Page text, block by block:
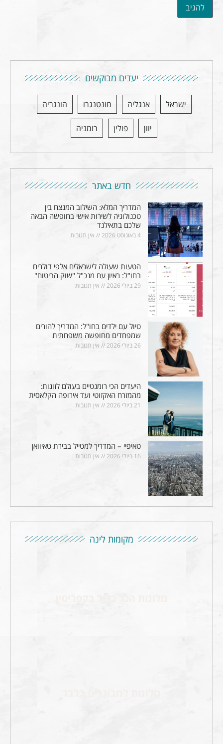
יעדים מבוקשים
ישראל אנגליה מונטנגרו הונגריה
יוון פולין רומניה
חדש באתר
המדריך המלא: השילוב המנצח בין
טכנולוגיה לשירות אישי בחופשה הבאה
שלכם בתאילנד
4 באוגוסט 2026 אין תגובות
הטעות שעולה לישראלים אלפי דולרים
בחו"ל: ראיון עם מנכ"ל "שוק הביטוח"
29 ביולי 2026 אין תגובות
טיול עם ילדים בחו"ל: המדריך להורים
שמפחדים מחופשה משפחתית
26 ביולי 2026 אין תגובות
היעדים הכי רומנטיים בעולם לזוגות:
מהמזרח האקזוטי ועד אירופה הקלאסית
21 ביולי 2026 אין תגובות
טאיפיי – המדריך למטייל בבירת טאיוואן
16 ביולי 2026 אין תגובות
מקומות לינה